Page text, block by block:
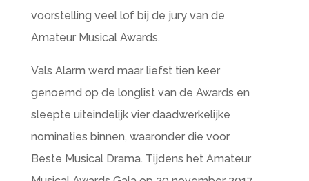
voorstelling veel lof bij de jury van de
Amateur Musical Awards.
Vals Alarm werd maar liefst tien keer
genoemd op de longlist van de Awards en
sleepte uiteindelijk vier daadwerkelijke
nominaties binnen, waaronder die voor
Beste Musical Drama. Tijdens het Amateur